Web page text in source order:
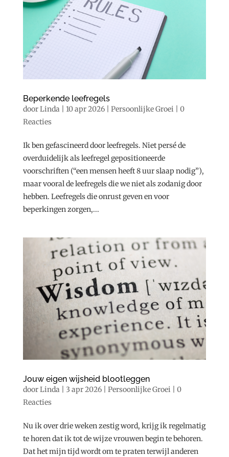
Beperkende leefregels
doorLinda 10 apr 2026| Persoonlijke Groei
0
Reacties
Ik ben gefascineerd door leefregels. Niet persé de
overduidelijk als leefregel gepositioneerde
voorschriften (“een mensen heeft 8 uur slaap nodig”),
maar vooral de leefregels die we niet als zodanig door
hebben. Leefregels die onrust geven en voor
beperkingen zorgen,...
Jouw eigen wijsheid blootleggen
doorLinda 3 apr 2026| Persoonlijke Groei
0
Reacties
Nu ik over drie weken zestig word, krijg ik regelmatig
te horen dat ik tot de wijze vrouwen begin te behoren.
Dat het mijn tijd wordt om te praten terwijl anderen